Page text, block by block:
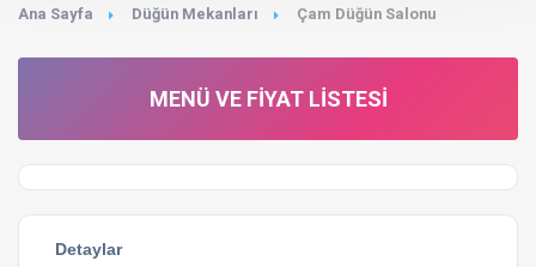
Ana Sayfa Düğün Mekanları Çam Düğün Salonu
MENÜ VE FIYAT LISTESI
Detaylar